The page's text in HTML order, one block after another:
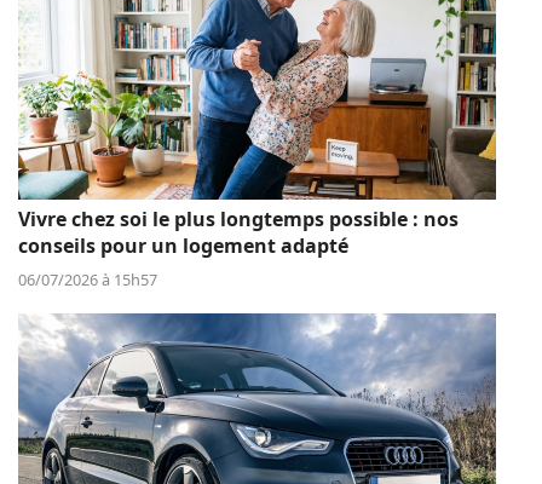
Vivre chez soi le plus longtemps possible : nos
conseils pour un logement adapté
06/07/2026 à 15h57